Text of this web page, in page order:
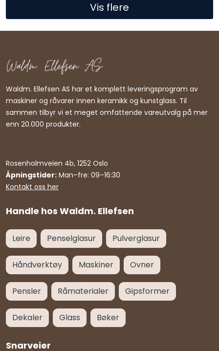
Vis flere
Handle hos Waldm. Ellefsen
Waldm. Ellefsen AS har et komplett leveringsprogram av
maskiner og råvarer innen keramikk og kunstglass. Til
sammen tilbyr vi et meget omfattende vareutvalg på mer
enn 20.000 produkter.
Rosenholmveien 4b, 1252 Oslo
Åpningstider: Man–fre: 09–16:30
Kontakt oss her
Leire Penselglasur Pulverglasur
Håndverktøy Maskiner Ovner
Pensler Råmaterialer Gipsformer
Dekaler Glass Bøker
Snarveier